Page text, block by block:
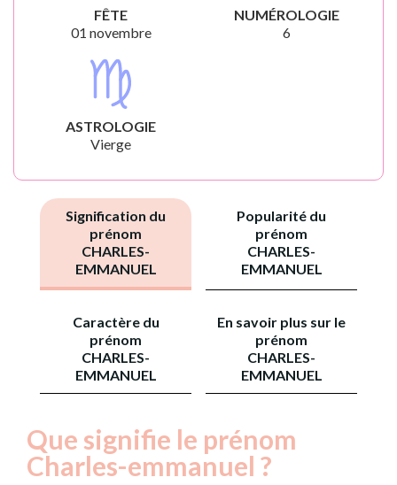
FÊTE
01 novembre
NUMÉROLOGIE
6
ASTROLOGIE
Vierge
Signification du
prénom
CHARLES-
EMMANUEL
Popularité du
prénom
CHARLES-
EMMANUEL
Caractère du
prénom
CHARLES-
EMMANUEL
En savoir plus sur le
prénom
CHARLES-
EMMANUEL
Que signifie le prénom
Charles-emmanuel ?